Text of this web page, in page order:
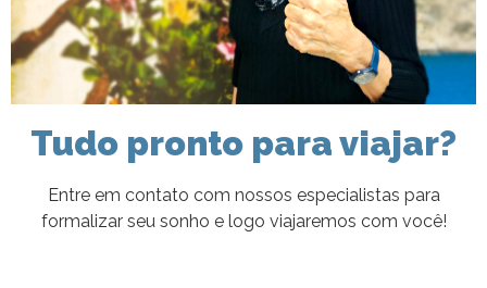
Tudo pronto para viajar?
Entre em contato com nossos especialistas para
formalizar seu sonho e logo viajaremos com você!